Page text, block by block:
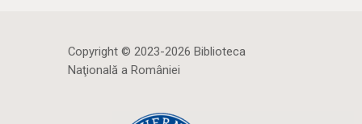
Copyright © 2023-2026 Biblioteca
Naţională a României